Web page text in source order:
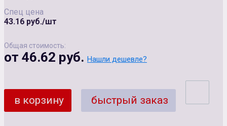
Спец цена
43.16 руб./шт
Общая стоимость:
от 46.62 руб. Нашли дешевле?
в корзину быстрый заказ